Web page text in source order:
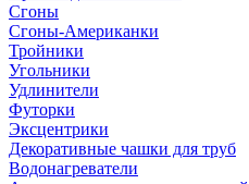
Сгоны
Сгоны-Американки
Тройники
Угольники
Удлинители
Футорки
Эксцентрики
Декоративные чашки для труб
Водонагреватели